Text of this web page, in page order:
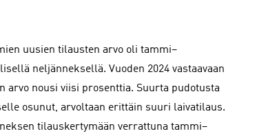
uusien tilausten arvo oli tammi–
neljänneksellä. Vuoden 2024 vastaavaan
arvo nousi viisi prosenttia. Suurta pudotusta
osunut, arvoltaan erittäin suuri laivatilaus.
tilauskertymään verrattuna tammi–